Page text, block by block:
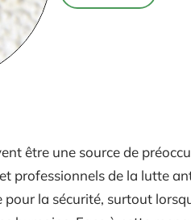
être une source de
professionnels de la lutte
pour la sécurité, surtout